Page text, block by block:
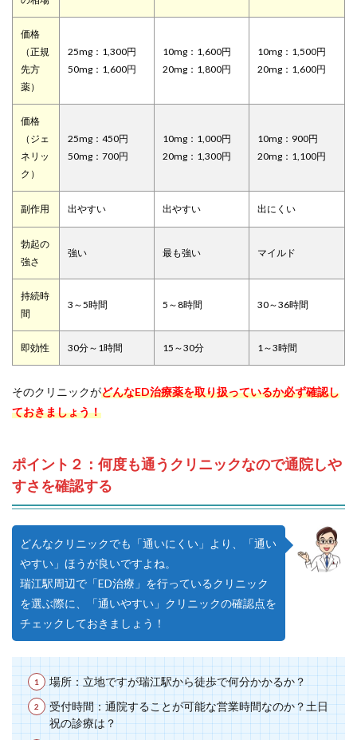
価格
（正規
先方
薬）
25mg：1,300円
50mg：1,600円
10mg：1,600円
20mg：1,800円
10mg：1,500円
20mg：1,600円
価格
（ジェ
ネリッ
ク）
25mg：450円
50mg：700円
10mg：1,000円
20mg：1,300円
10mg：900円
20mg：1,100円
副作用 出やすい 出やすい 出にくい
勃起の
強さ
強い 最も強い マイルド
持続時
間
3～5時間 5～8時間 30～36時間
即効性 30分～1時間 15～30分 1～3時間
そのクリニックがどんなED治療薬を取り扱っているか必ず確認し
ておきましょう！
ポイント２：何度も通うクリニックなので通院しや
すさを確認する
どんなクリニックでも「通いにくい」より、「通い
やすい」ほうが良いですよね。
瑞江駅周辺で「ED治療」を行っているクリニック
を選ぶ際に、「通いやすい」クリニックの確認点を
チェックしておきましょう！
場所：立地ですが瑞江駅から徒歩で何分かかるか？
受付時間：通院することが可能な営業時間なのか？土日
祝の診療は？